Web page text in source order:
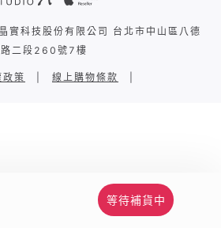
等待補貨中
科技股份有限公司 台北市中山區八德
路二段260號7樓
政策 線上購物條款